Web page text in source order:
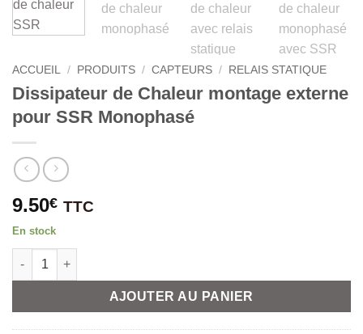
ACCUEIL / PRODUITS / CAPTEURS / RELAIS STATIQUE
Dissipateur de Chaleur montage externe
pour SSR Monophasé
9.50€ TTC
En stock
quantité de Dissipateur de Chaleur montage externe pour SSR
AJOUTER AU PANIER
Alternative: